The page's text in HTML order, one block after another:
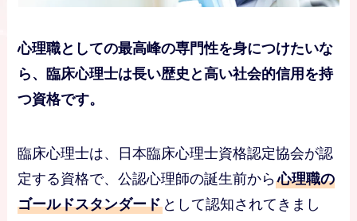
心理職としての最高峰の専門性を身につけたいな
ら、臨床心理士は長い歴史と高い社会的信用を持
つ資格です。
臨床心理士は、日本臨床心理士資格認定協会が認
定する資格で、公認心理師の誕生前から心理職の
ゴールドスタンダード として認知されてきまし